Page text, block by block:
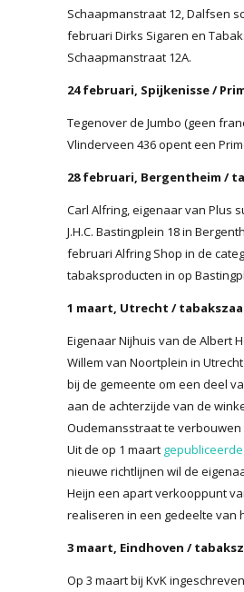
Schaapmanstraat 12, Dalfsen
februari Dirks Sigaren en
Schaapmanstraat 12A.
24 februari, Spijkenisse /
Tegenover de Jumbo (geen
Vlinderveen 436 opent een
28 februari, Bergentheim /
Carl Alfring, eigenaar van Plus
J.H.C. Bastingplein 18 in
februari Alfring Shop in de
tabaksproducten in op
1 maart, Utrecht /
Eigenaar Nijhuis van de Albert
Willem van Noortplein in
bij de gemeente om een deel
aan de achterzijde van de
Oudemansstraat te
Uit de op 1 maart
nieuwe richtlijnen wil de
Heijn een apart verkooppunt
realiseren in een gedeelte van
3 maart, Eindhoven /
Op 3 maart bij KvK